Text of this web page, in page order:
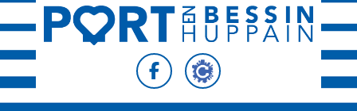
Suivez-nous sur
Suivez-nous sur